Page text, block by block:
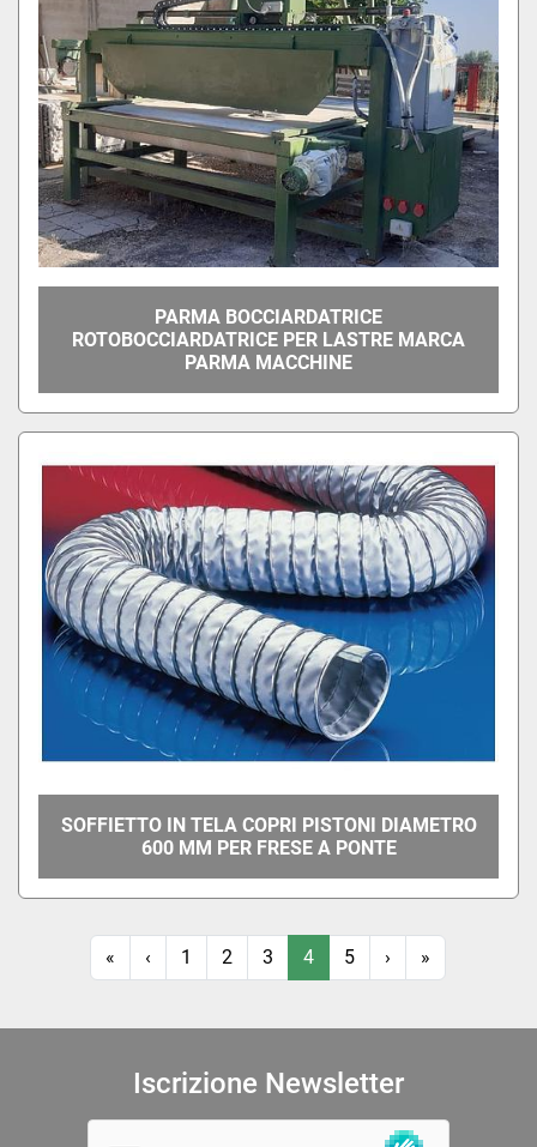
PARMA BOCCIARDATRICE
ROTOBOCCIARDATRICE PER LASTRE MARCA
PARMA MACCHINE
SOFFIETTO IN TELA COPRI PISTONI DIAMETRO
600 MM PER FRESE A PONTE
« ‹ 1 2 3 4 5 › »
Iscrizione Newsletter